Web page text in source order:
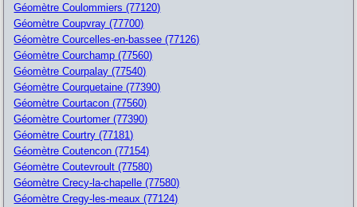
Géomètre Coulommiers (77120)
Géomètre Coupvray (77700)
Géomètre Courcelles-en-bassee (77126)
Géomètre Courchamp (77560)
Géomètre Courpalay (77540)
Géomètre Courquetaine (77390)
Géomètre Courtacon (77560)
Géomètre Courtomer (77390)
Géomètre Courtry (77181)
Géomètre Coutencon (77154)
Géomètre Coutevroult (77580)
Géomètre Crecy-la-chapelle (77580)
Géomètre Cregy-les-meaux (77124)